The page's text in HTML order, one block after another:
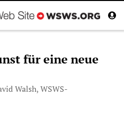
für eine neue
Walsh, WSWS-